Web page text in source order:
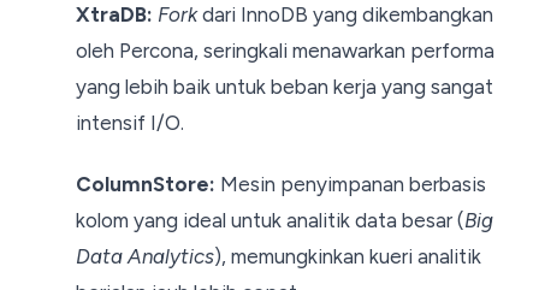
XtraDB: Forkdari InnoDB yang dikembangkan
oleh Percona, seringkali menawarkan performa
yang lebih baik untuk beban kerja yang sangat
intensif I/O.
ColumnStore: Mesin penyimpanan berbasis
kolom yang ideal untuk analitik data besar (Big
Data Analytics), memungkinkan kueri analitik